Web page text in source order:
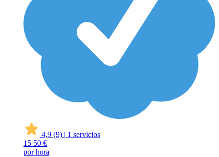
4,9 (9) | 1 servicios
15 50 €
por hora